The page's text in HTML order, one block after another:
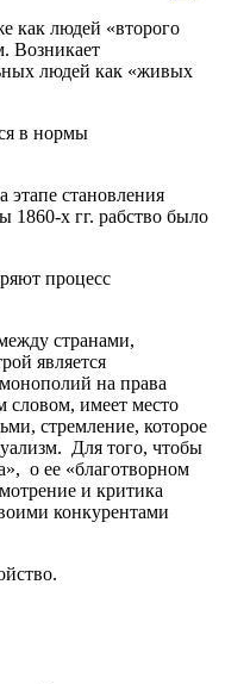
как людей «второго
Возникает
людей как «живых
в нормы
этапе становления
1860-х гг. рабство было
процесс
странами,
является
на права
словом, имеет место
стремление, которое
Для того, чтобы
о ее «благотворном
и критика
конкурентами